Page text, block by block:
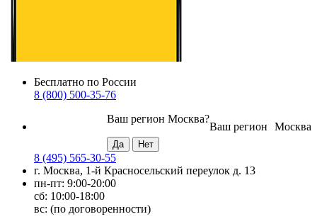
Бесплатно по России
8 (800) 500-35-76
Москва
Ваш регион
Ваш регион Москва?
8 (495) 565-30-55
г. Москва, 1-й Красносельский переулок д. 13
пн-пт: 9:00-20:00
сб: 10:00-18:00
вс: (по договоренности)